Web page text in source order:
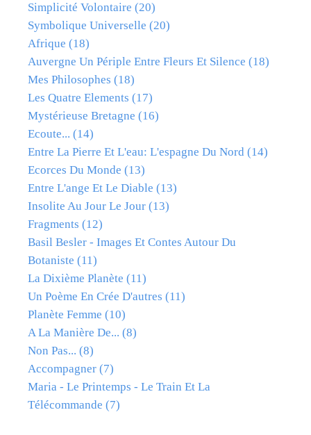
Simplicité Volontaire (20)
Symbolique Universelle (20)
Afrique (18)
Auvergne Un Périple Entre Fleurs Et Silence (18)
Mes Philosophes (18)
Les Quatre Elements (17)
Mystérieuse Bretagne (16)
Ecoute... (14)
Entre La Pierre Et L'eau: L'espagne Du Nord (14)
Ecorces Du Monde (13)
Entre L'ange Et Le Diable (13)
Insolite Au Jour Le Jour (13)
Fragments (12)
Basil Besler - Images Et Contes Autour Du
Botaniste (11)
La Dixième Planète (11)
Un Poème En Crée D'autres (11)
Planète Femme (10)
A La Manière De... (8)
Non Pas... (8)
Accompagner (7)
Maria - Le Printemps - Le Train Et La
Télécommande (7)